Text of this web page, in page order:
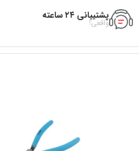
پشتیبانی ۲۴ ساعته
واقعی!